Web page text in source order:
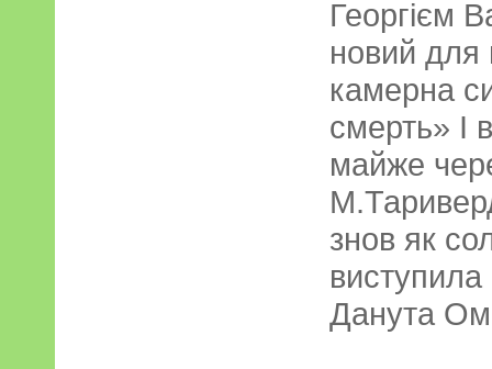
Георгієм
новий для
камерна
смерть» І
майже
знов як
Данута